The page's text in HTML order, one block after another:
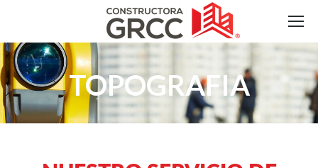
TOPOGRAFIA